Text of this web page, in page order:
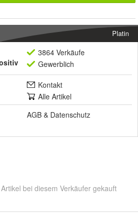
Platin
3864 Verkäufe
Gewerblich
Kontakt
Alle Artikel
AGB & Datenschutz
bei diesem Verkäufer gekauft